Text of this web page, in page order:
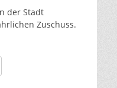
der Stadt
Zuschuss.